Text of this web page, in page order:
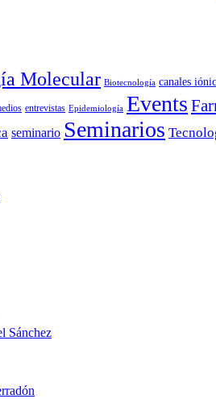
Molecular Biotecnología canales
entrevistas Epidemiología Events
seminario Seminarios
Sánchez